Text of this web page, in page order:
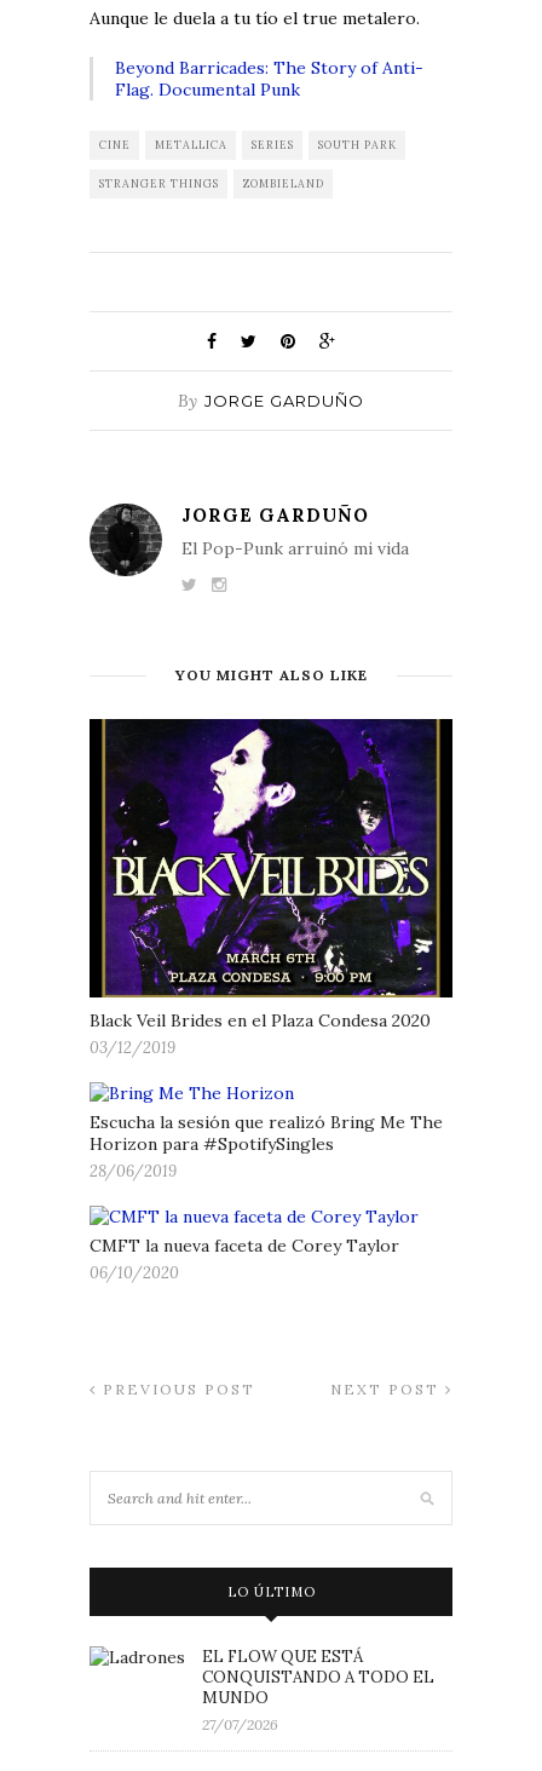
Aunque le duela a tu tío el true metalero.
Beyond Barricades: The Story of Anti-
Flag. Documental Punk
CINE METALLICA SERIES SOUTH PARK
STRANGER THINGS ZOMBIELAND
By JORGE GARDUÑO
JORGE GARDUÑO
El Pop-Punk arruinó mi vida
YOU MIGHT ALSO LIKE
Black Veil Brides en el Plaza Condesa 2020
03/12/2019
Escucha la sesión que realizó Bring Me The
Horizon para #SpotifySingles
28/06/2019
CMFT la nueva faceta de Corey Taylor
06/10/2020
PREVIOUS POST NEXT POST
LO ÚLTIMO
EL FLOW QUE ESTÁ
CONQUISTANDO A TODO EL
MUNDO
27/07/2026